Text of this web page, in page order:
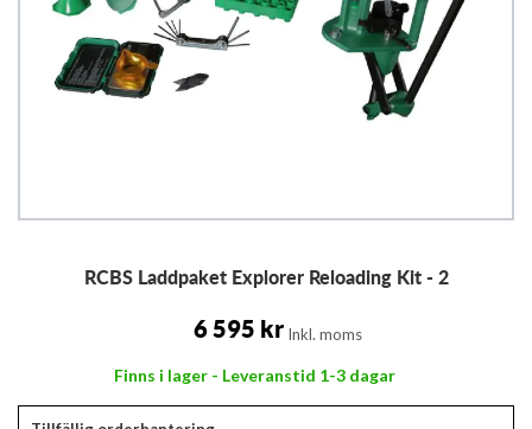
RCBS Laddpaket Explorer Reloading Kit - 2
6 595 kr Inkl. moms
Finns i lager - Leveranstid 1-3 dagar